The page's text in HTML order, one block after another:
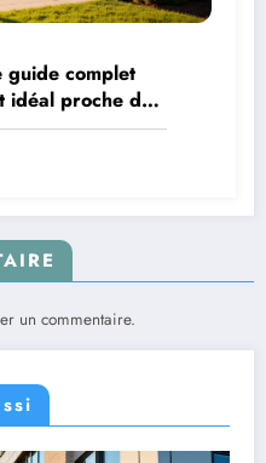
guide complet
idéal proche de
un commentaire.